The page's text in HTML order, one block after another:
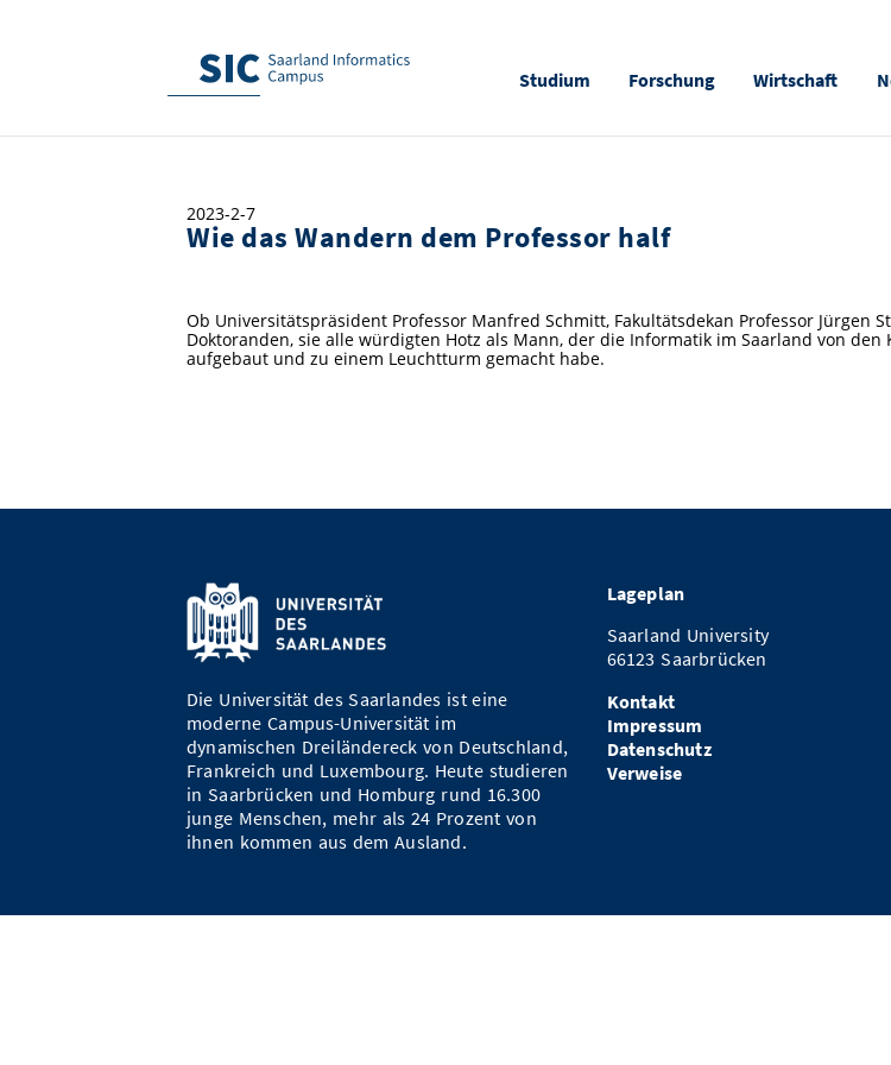
Studium Forschung Wirtschaft
2023-2-7
Wie das Wandern dem Professor half
Ob Universitätspräsident Professor Manfred Schmitt, Fakultätsdekan Professor Jürgen
Doktoranden, sie alle würdigten Hotz als Mann, der die Informatik im Saarland von den
aufgebaut und zu einem Leuchtturm gemacht habe.
Die Universität des Saarlandes ist eine
moderne Campus-Universität im
dynamischen Dreiländereck von Deutschland,
Frankreich und Luxembourg. Heute studieren
in Saarbrücken und Homburg rund 16.300
junge Menschen, mehr als 24 Prozent von
ihnen kommen aus dem Ausland.
Lageplan
Saarland University
66123 Saarbrücken
Kontakt
Impressum
Datenschutz
Verweise